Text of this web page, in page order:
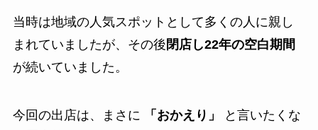
当時は地域の人気スポットとして多くの人に親し
まれていましたが、その後 閉店し22年の空白期間
が続いていました。
今回の出店は、まさに 「おかえり」
と言いたくな